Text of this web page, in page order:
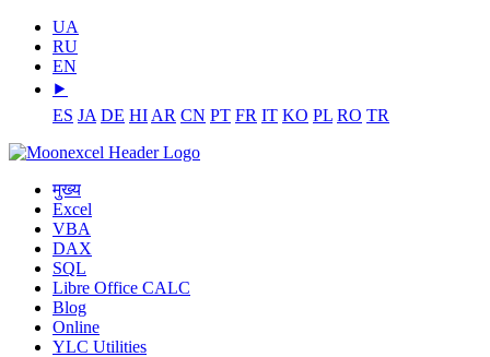
UA
RU
EN
⯈
ES JA DE HI AR CN PT FR IT KO PL RO TR
मुख्य
Excel
VBA
DAX
SQL
Libre Office CALC
Blog
Online
YLC Utilities